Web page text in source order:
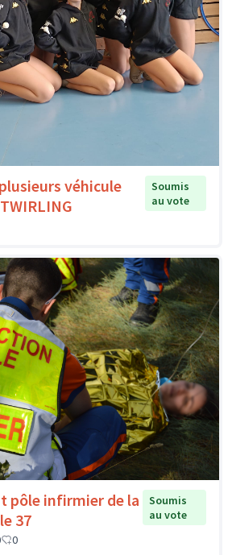
véhicule
Soumis
au vote
pôle infirmier de la
37
Soumis
au vote
0